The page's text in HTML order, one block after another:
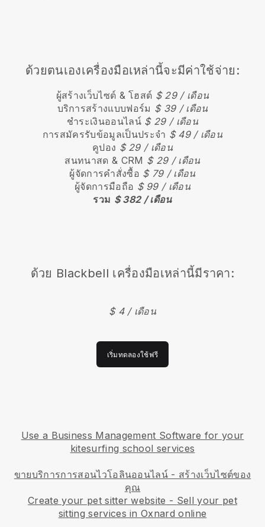
ด้วยตนเองเครื่องมือเหล่านี้จะมีค่าใช้จ่าย:
ผู้สร้างเว็บไซต์ & โฮสต์ $ 29 / เดือน
บริการสร้างแบบฟอร์ม $ 39 / เดือน
ชำระเงินออนไลน์ $ 29 / เดือน
การสมัครรับข้อมูลเป็นประจำ $ 49 / เดือน
คูปอง $ 29 / เดือน
สนทนาสด & CRM $ 29 / เดือน
ผู้จัดการคำสั่งซื้อ $ 79 / เดือน
ผู้จัดการมือถือ $ 99 / เดือน
รวม $ 382 / เดือน
ด้วย Blackbell เครื่องมือเหล่านี้มีราคา:
$ 4 / เดือน
เริ่มทดลองใช้ฟรี
Use a Business Management Software for your
kitesurfing school services
ขายบริการการสอนไวโอลินออนไลน์ - สร้างเว็บไซต์ของ
คุณ
Create your pet sitter website - Sell your pet
sitting services in Oxnard online